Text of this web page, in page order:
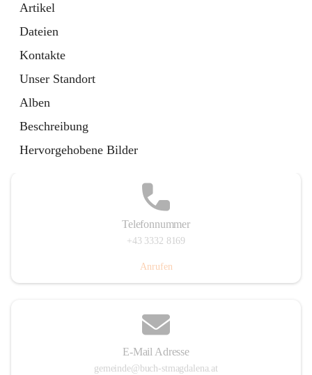
Artikel
Dateien
Kontakte
Unser Standort
Alben
Beschreibung
Hervorgehobene Bilder
Telefonnummer
+43 3332 8169
Anrufen
E-Mail Adresse
gemeinde@buch-stmagdalena.at